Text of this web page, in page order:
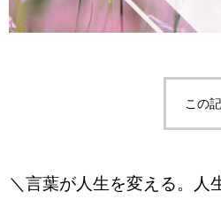
この
＼言葉が人生を変える。人